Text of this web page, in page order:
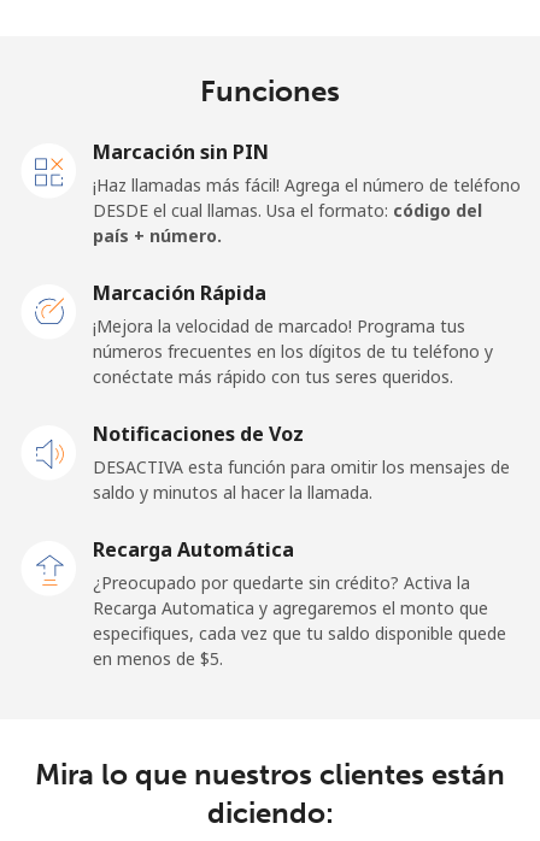
Línea fija ⁦59.5¢⁩
⁦59.5¢⁩ 16 min por ⁦$10⁩ ⁦20¢⁩
Línea fija ⁦40.9¢⁩ 24 min por ⁦$10⁩
⁦42.9¢⁩ 23 min por ⁦$10⁩
Celular ⁦21.5¢⁩ 46 min por ⁦$10⁩
Funciones
Marcación sin PIN
¡Haz llamadas más fácil! Agrega el número de teléfono
DESDE el cual llamas. Usa el formato: código del
país + número.
Marcación Rápida
¡Mejora la velocidad de marcado! Programa tus
números frecuentes en los dígitos de tu teléfono y
conéctate más rápido con tus seres queridos.
Notificaciones de Voz
DESACTIVA esta función para omitir los mensajes de
saldo y minutos al hacer la llamada.
Recarga Automática
¿Preocupado por quedarte sin crédito? Activa la
Recarga Automatica y agregaremos el monto que
especifiques, cada vez que tu saldo disponible quede
en menos de ⁦$5⁩.
Mira lo que nuestros clientes están
diciendo: